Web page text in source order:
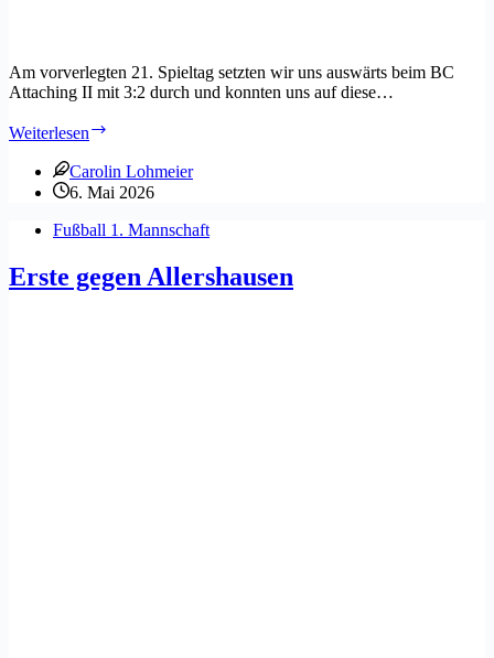
Am vorverlegten 21. Spieltag setzten wir uns auswärts beim BC
Attaching II mit 3:2 durch und konnten uns auf diese…
Weiterlesen
festigt
Platz
mit
umkämpften
Auswärtssieg
Carolin Lohmeier
6. Mai 2026
Fußball 1. Mannschaft
Erste gegen Allershausen